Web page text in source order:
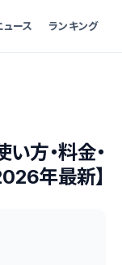
ュース ランキング
方・料金・
年最新】